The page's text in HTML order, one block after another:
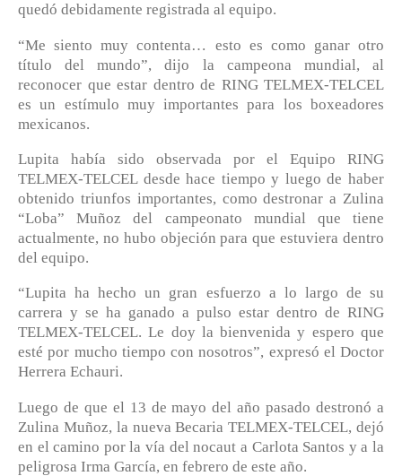
quedó debidamente registrada al equipo.
“Me siento muy contenta… esto es como ganar otro
título del mundo”, dijo la campeona mundial, al
reconocer que estar dentro de RING TELMEX-TELCEL
es un estímulo muy importantes para los boxeadores
mexicanos.
Lupita había sido observada por el Equipo RING
TELMEX-TELCEL desde hace tiempo y luego de haber
obtenido triunfos importantes, como destronar a Zulina
“Loba” Muñoz del campeonato mundial que tiene
actualmente, no hubo objeción para que estuviera dentro
del equipo.
“Lupita ha hecho un gran esfuerzo a lo largo de su
carrera y se ha ganado a pulso estar dentro de RING
TELMEX-TELCEL. Le doy la bienvenida y espero que
esté por mucho tiempo con nosotros”, expresó el Doctor
Herrera Echauri.
Luego de que el 13 de mayo del año pasado destronó a
Zulina Muñoz, la nueva Becaria TELMEX-TELCEL, dejó
en el camino por la vía del nocaut a Carlota Santos y a la
peligrosa Irma García, en febrero de este año.